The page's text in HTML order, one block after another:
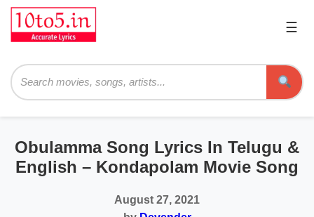
☰
Obulamma Song Lyrics In Telugu &
English – Kondapolam Movie Song
August 27, 2021